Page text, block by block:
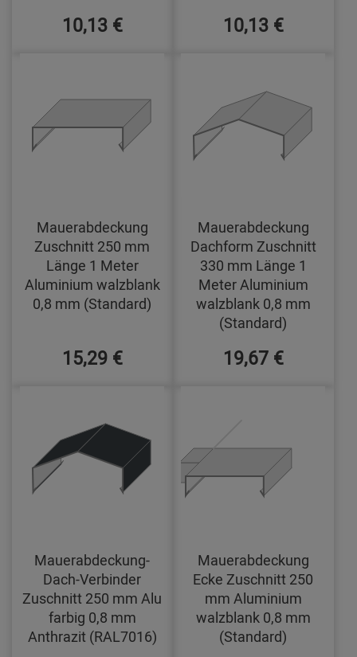
10,13 € 10,13 €
Mauerabdeckung
Zuschnitt 250 mm
Länge 1 Meter
Aluminium walzblank
0,8 mm (Standard)
15,29 €
Mauerabdeckung
Dachform Zuschnitt
330 mm Länge 1
Meter Aluminium
walzblank 0,8 mm
(Standard)
19,67 €
Mauerabdeckung-
Dach-Verbinder
Zuschnitt 250 mm Alu
farbig 0,8 mm
Anthrazit (RAL7016)
Mauerabdeckung
Ecke Zuschnitt 250
mm Aluminium
walzblank 0,8 mm
(Standard)